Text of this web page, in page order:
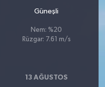
Güneşli
Nem: %20
Rüzgar: 7.61 m/s
13 AĞUSTOS